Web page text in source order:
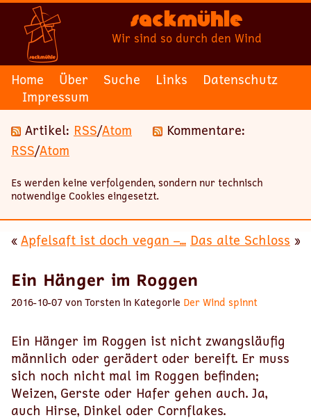
Sackmühle
Wir sind so durch den Wind
Home Über Suche Links
Datenschutz
Impressum
Artikel: RSS/Atom
Kommentare:
RSS/Atom
Es werden keine verfolgenden, sondern nur technisch
notwendige Cookies eingesetzt.
«Apfelsaft ist doch vegan –... Das alte Schloss »
Ein Hänger im Roggen
2016-10-07 von Torsten in Kategorie Der Wind spinnt
Ein Hänger im Roggen ist nicht zwangsläufig
männlich oder gerädert oder bereift. Er muss
sich noch nicht mal im Roggen befinden;
Weizen, Gerste oder Hafer gehen auch. Ja,
auch Hirse, Dinkel oder Cornflakes.